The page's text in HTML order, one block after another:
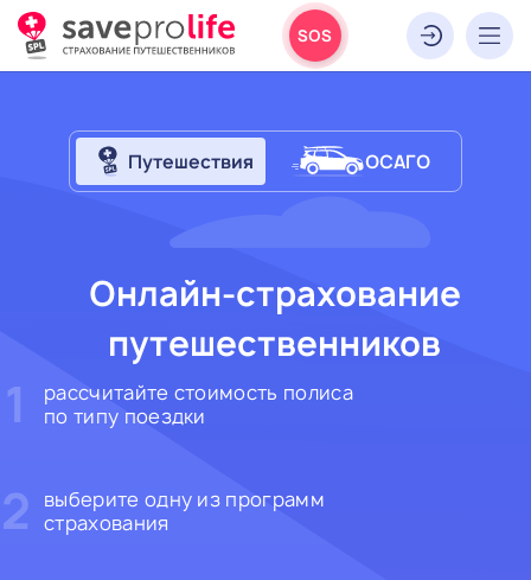
SOS
Путешествия ОСАГО
Онлайн-страхование
путешественников
1
рассчитайте стоимость полиса
по типу поездки
2
выберите одну из программ
страхования